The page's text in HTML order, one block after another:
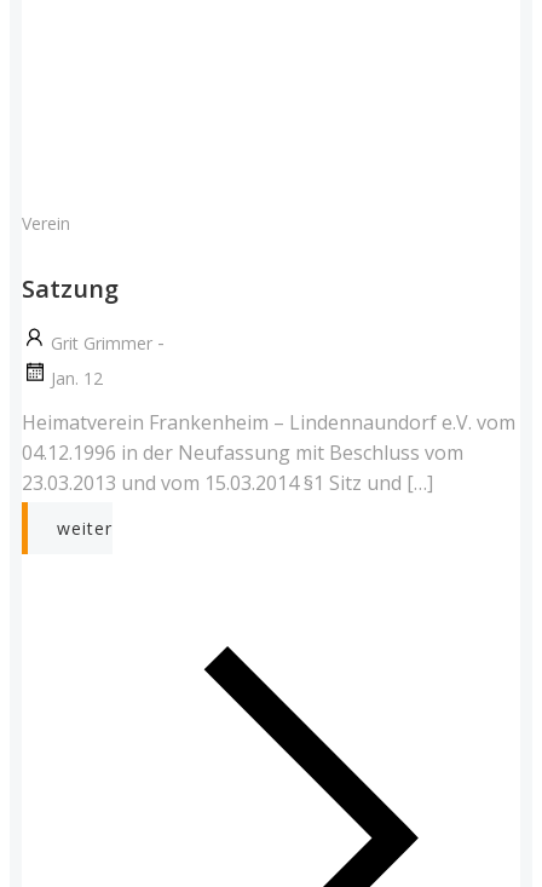
Verein
Satzung
Grit Grimmer -
Jan. 12
Heimatverein Frankenheim – Lindennaundorf e.V. vom
04.12.1996 in der Neufassung mit Beschluss vom
23.03.2013 und vom 15.03.2014 §1 Sitz und […]
weiter